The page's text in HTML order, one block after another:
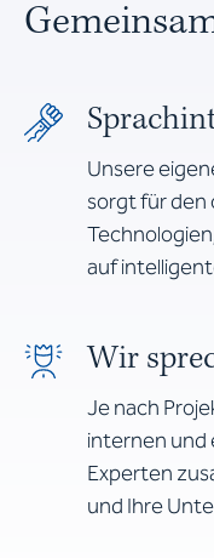
Unsere
sorgt für den
auf
Wir
Je nach
internen und
Experten
und Ihre